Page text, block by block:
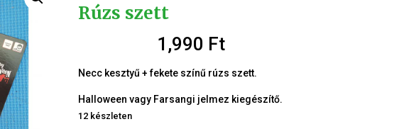
Rúzs szett
1,990 Ft
Necc kesztyű + fekete színű rúzs szett.
Halloween vagy Farsangi jelmez kiegészítő.
12 készleten